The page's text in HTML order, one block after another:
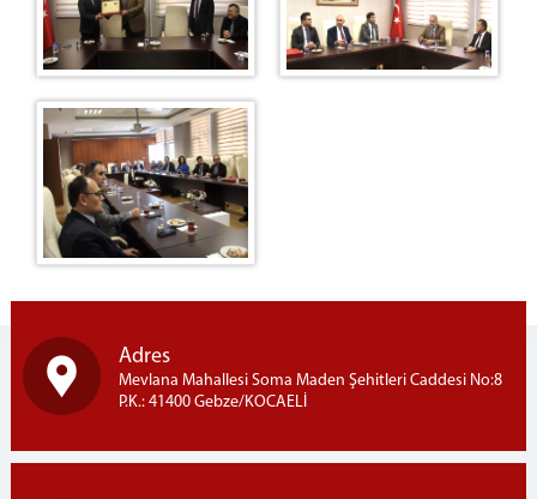
İLETİŞİM
Adres
Mevlana Mahallesi Soma Maden Şehitleri Caddesi No:8
P.K.: 41400 Gebze/KOCAELİ